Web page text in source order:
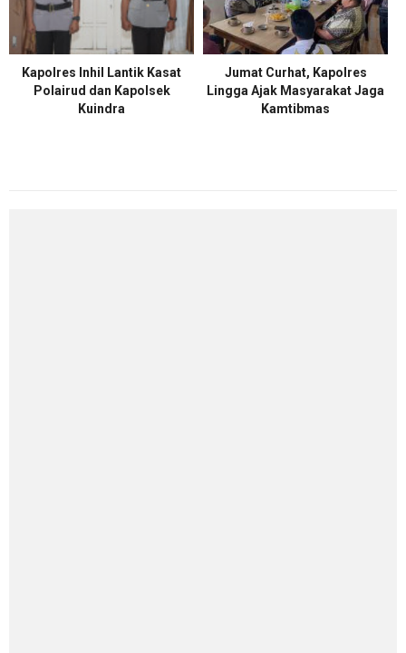
Kapolres Inhil Lantik Kasat
Polairud dan Kapolsek
Kuindra
Jumat Curhat, Kapolres
Lingga Ajak Masyarakat Jaga
Kamtibmas